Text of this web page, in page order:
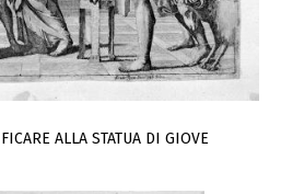
ALLA STATUA DI GIOVE